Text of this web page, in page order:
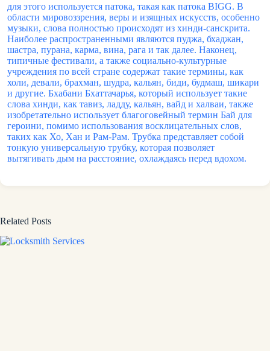
для этого используется патока, такая как патока BIGG. В
области мировоззрения, веры и изящных искусств, особенно
музыки, слова полностью происходят из хинди-санскрита.
Наиболее распространенными являются пуджа, бхаджан,
шастра, пурана, карма, вина, рага и так далее. Наконец,
типичные фестивали, а также социально-культурные
учреждения по всей стране содержат такие термины, как
холи, девали, брахман, шудра, кальян, биди, будмаш, шикари
и другие. Бхабани Бхаттачарья, который использует такие
слова хинди, как тавиз, ладду, кальян, вайд и халваи, также
изобретательно использует благоговейный термин Бай для
героини, помимо использования восклицательных слов,
таких как Хо, Хан и Рам-Рам. Трубка представляет собой
тонкую универсальную трубку, которая позволяет
вытягивать дым на расстояние, охлаждаясь перед вдохом.
Related Posts